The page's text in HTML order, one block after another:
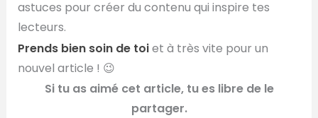
astuces pour créer du contenu qui inspire tes
lecteurs.
Prends bien soin de toiet à très vite pour un
nouvel article ! 😉
Si tu as aimé cet article, tu es libre de le
partager.